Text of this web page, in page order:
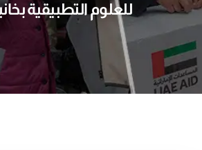
للعلوم التطبيقية